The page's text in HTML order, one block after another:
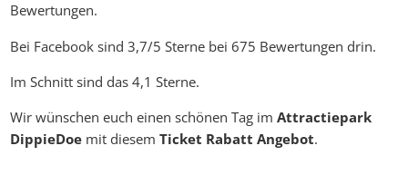
Bewertungen.
Bei Facebook sind 3,7/5 Sterne bei 675 Bewertungen drin.
Im Schnitt sind das 4,1 Sterne.
Wir wünschen euch einen schönen Tag imAttractiepark
DippieDoe mit diesemTicket Rabatt Angebot.